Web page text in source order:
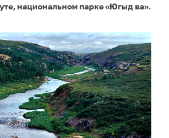
национальном парке «Югыд ва».